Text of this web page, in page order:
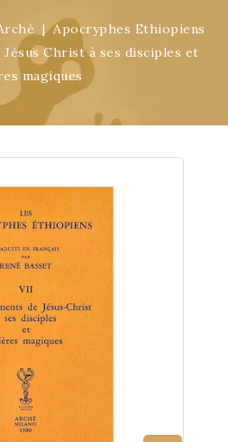
Apocryphes Ethiopiens
Jésus Christ à ses disciples et
magiques